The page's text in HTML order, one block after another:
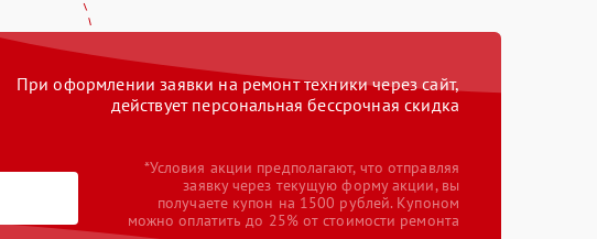
При оформлении заявки на ремонт техники через сайт,
действует персональная бессрочная скидка
*Условия акции предполагают, что отправляя
заявку через текущую форму акции, вы
получаете купон на 1500 рублей. Купоном
можно оплатить до 25% от стоимости ремонта